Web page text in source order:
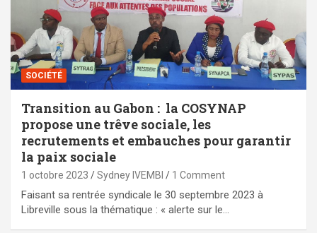
SOCIÉTÉ
Transition au Gabon : la COSYNAP
propose une trêve sociale, les
recrutements et embauches pour garantir
la paix sociale
1 octobre 2023 Sydney IVEMBI 1 Comment
Faisant sa rentrée syndicale le 30 septembre 2023 à
Libreville sous la thématique : « alerte sur le…